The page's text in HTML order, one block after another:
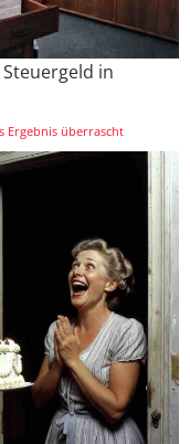
in
Ergebnis überrascht